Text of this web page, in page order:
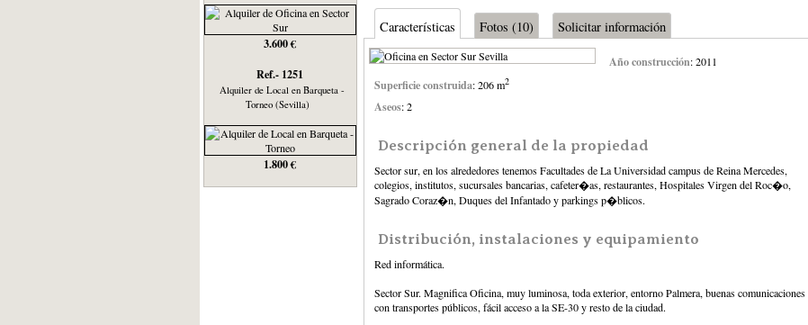
3.600 €
Ref.- 1251
Alquiler de Local en Barqueta -
Torneo (Sevilla)
1.800 €
Características Fotos (10) Solicitar información
Año construcción: 2011
Superficie construida: 206 m2
Aseos: 2
Descripción general de la propiedad
Sector sur, en los alrededores tenemos Facultades de La Universidad campus de Reina Mercedes,
colegios, institutos, sucursales bancarias, cafeter�as, restaurantes, Hospitales Virgen del Roc�o,
Sagrado Coraz�n, Duques del Infantado y parkings p�blicos.
Distribución, instalaciones y equipamiento
Red informática.
Sector Sur. Magnifica Oficina, muy luminosa, toda exterior, entorno Palmera, buenas comunicaciones
con transportes públicos, fácil acceso a la SE-30 y resto de la ciudad.